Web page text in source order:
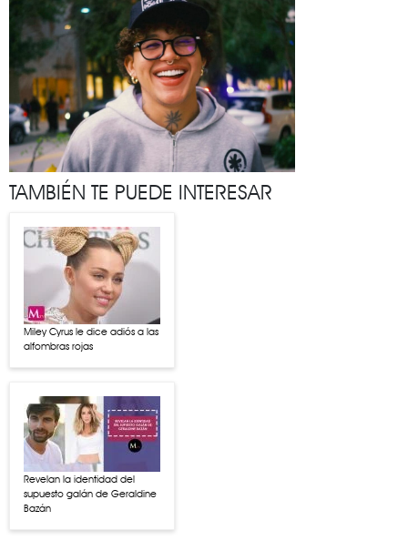
TAMBIÉN TE PUEDE INTERESAR
Miley Cyrus le dice adiós a las
alfombras rojas
Revelan la identidad del
supuesto galán de Geraldine
Bazán